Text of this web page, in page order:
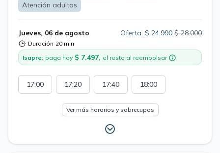
Atención adultos
Jueves, 06 de agosto
Duración 20 min
Oferta: $ 24.990 $ 28.000
Isapre: paga hoy $ 7.497, el resto al reembolsar
17:00 17:20 17:40 18:00
Ver más horarios y sobrecupos